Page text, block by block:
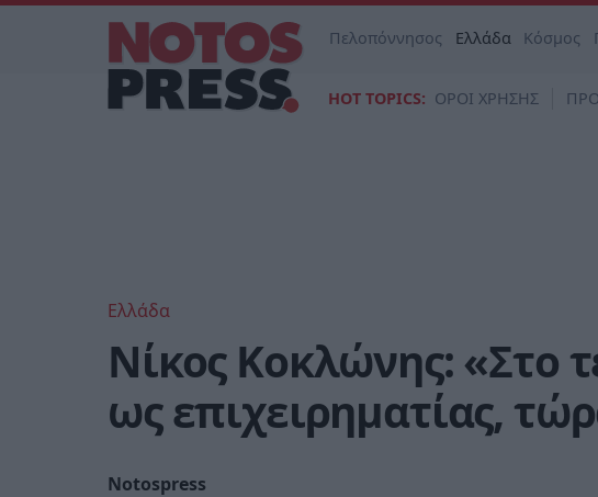
Πελοπόννησος Ελλάδα Κόσμος
HOT TOPICS: ΟΡΟΙ ΧΡΗΣΗΣ
Ελλάδα
Νίκος Κοκλώνης: «Στο
ως επιχειρηματίας,
Notospress